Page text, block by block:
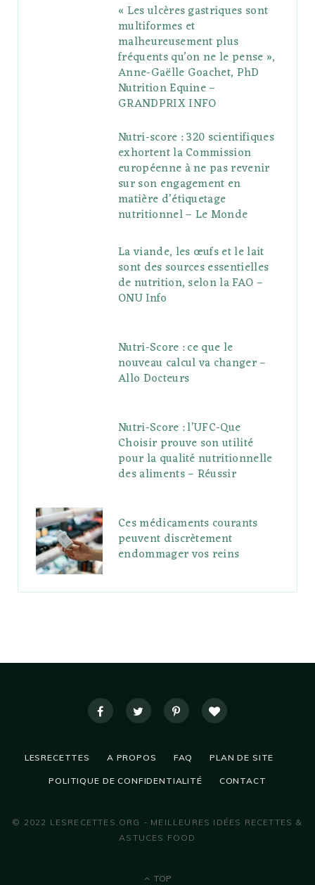
« Les ulcères gastriques sont
multiformes et
malheureusement plus
fréquents qu’on ne le pense »,
Anne-Gaëlle Goachet, PhD
Nutrition Equine –
GRANDPRIX INFO
Nutri-score : 320 scientifiques
exhortent la Commission
européenne à ne pas revenir
sur son engagement en
matière d’étiquetage
nutritionnel – Le Monde
La viande, les œufs et le lait
sont des sources essentielles
de nutrition, selon la FAO –
ONU Info
Nutri-Score : ce que le
nouveau calcul va changer –
Allo Docteurs
Nutri-Score : l’UFC-Que
Choisir prouve son utilité
pour la qualité nutritionnelle
des aliments – Réussir
Ces médicaments courants
peuvent discrètement
endommager vos reins
LESRECETTES A PROPOS FAQ PLAN DE SITE
POLITIQUE DE CONFIDENTIALITÉ CONTACT
© 2022 LESRECETTES.ORG - MEILLEURES IDÉES RECETTES &
ASTUCES FOOD
TOP